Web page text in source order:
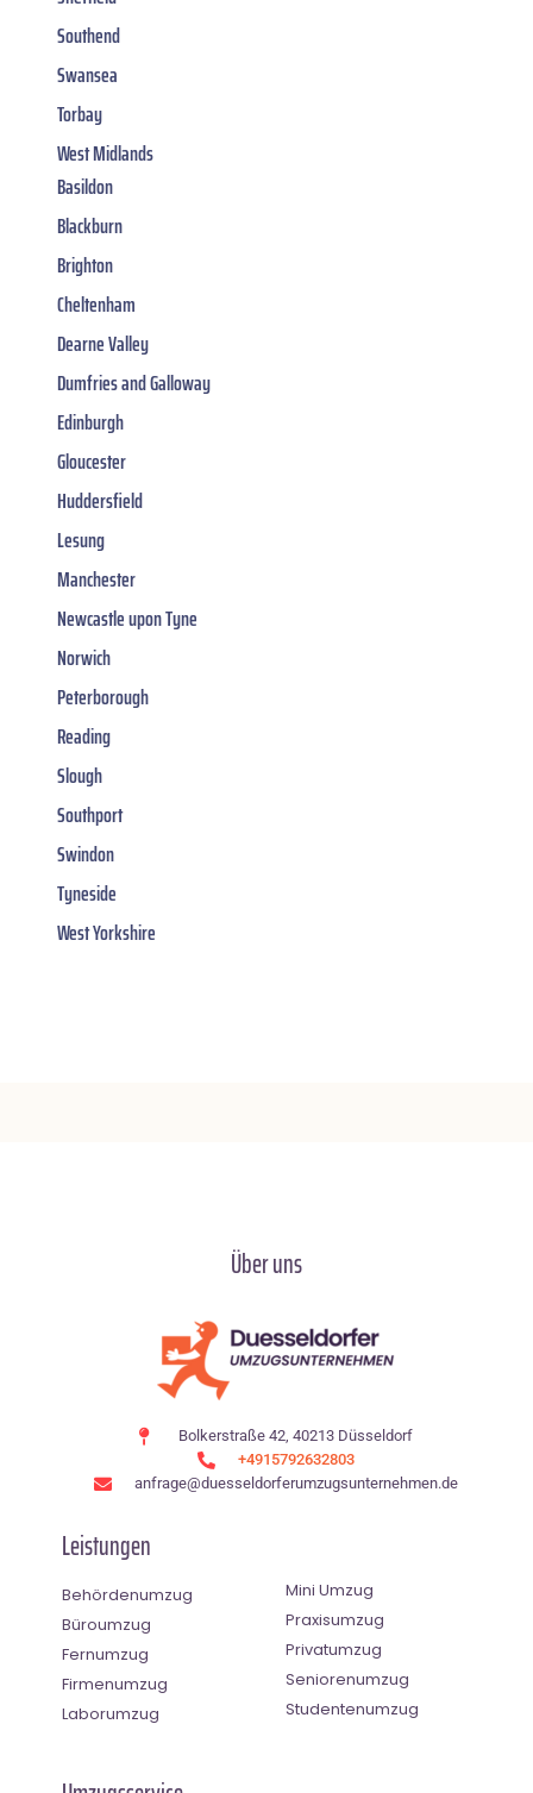
Southend
Swansea
Torbay
West Midlands
Basildon
Blackburn
Brighton
Cheltenham
Dearne Valley
Dumfries and Galloway
Edinburgh
Gloucester
Huddersfield
Lesung
Manchester
Newcastle upon Tyne
Norwich
Peterborough
Reading
Slough
Southport
Swindon
Tyneside
West Yorkshire
Über uns
Bolkerstraße 42, 40213 Düsseldorf
+4915792632803
anfrage@duesseldorferumzugsunternehmen.de
Leistungen
Behördenumzug
Büroumzug
Fernumzug
Firmenumzug
Laborumzug
Mini Umzug
Praxisumzug
Privatumzug
Seniorenumzug
Studentenumzug